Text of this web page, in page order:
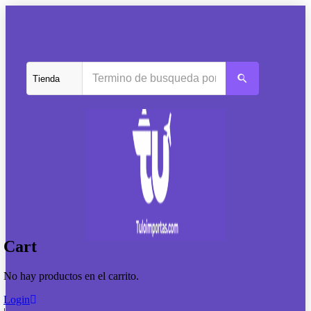
Cart
No hay productos en el carrito.
Login